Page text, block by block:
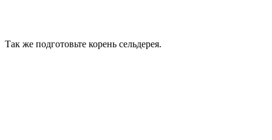
Так же подготовьте корень сельдерея.